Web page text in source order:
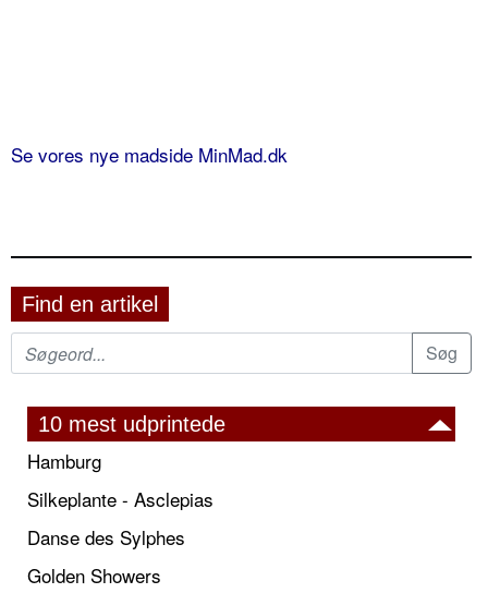
Se vores nye madside MinMad.dk
Find en artikel
10 mest udprintede
Hamburg
Silkeplante - Asclepias
Danse des Sylphes
Golden Showers